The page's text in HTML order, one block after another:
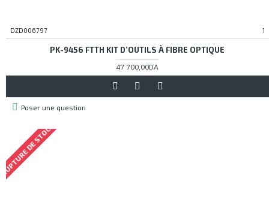
DZD006797 1
PK-9456 FTTH KIT D’OUTILS À FIBRE OPTIQUE
47 700,00DA
Poser une question
DE STOCK